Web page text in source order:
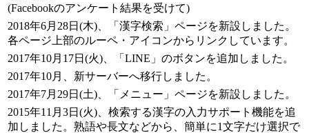
(Facebookのアンケート結果を受けて)
2018年6月28日(木)、「漢字検索」ページを新設しました。
各ページ上部のルーペ・アイコンからリンクしています。
2017年10月17日(火)、「LINE」のボタンを追加しました。
2017年10月、新サーバーへ移行しました。
2017年7月29日(土)、「メニュー」ページを新設しました。
2015年11月3日(火)、検索する漢字の入力サポート機能を追
加しました。熟語や長文などから、簡単に1文字だけ選択で